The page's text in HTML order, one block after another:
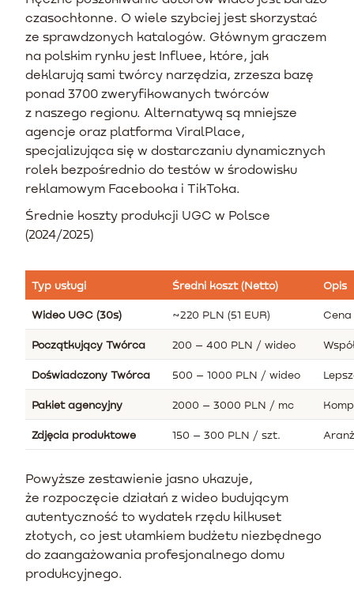
czasochłonne. O wiele szybciej jest skorzystać
ze sprawdzonych katalogów. Głównym graczem
na polskim rynku jest Influee, które, jak
deklarują sami twórcy narzędzia, zrzesza bazę
ponad 3700 zweryfikowanych twórców
z naszego regionu. Alternatywą są mniejsze
agencje oraz platforma ViralPlace,
specjalizująca się w dostarczaniu dynamicznych
rolek bezpośrednio do testów w środowisku
reklamowym Facebooka i TikToka.
Średnie koszty produkcji UGC w Polsce
(2024/2025)
Typ usługi Średni koszt (Netto) Opis
Wideo UGC (30s) ~220 PLN (51 EUR)
Początkujący Twórca 200 – 400 PLN / wideo
Doświadczony Twórca 500 – 1000 PLN / wideo
Pakiet agencyjny 2000 – 3000 PLN / mc
Zdjęcia produktowe 150 – 300 PLN / szt.
Powyższe zestawienie jasno ukazuje,
że rozpoczęcie działań z wideo budującym
autentyczność to wydatek rzędu kilkuset
złotych, co jest ułamkiem budżetu niezbędnego
do zaangażowania profesjonalnego domu
produkcyjnego.